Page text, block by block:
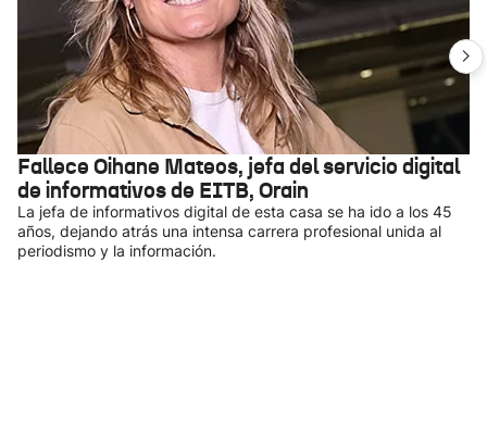
Fallece Oihane Mateos, jefa del servicio digital
de informativos de EITB, Orain
La jefa de informativos digital de esta casa se ha ido a los 45
años, dejando atrás una intensa carrera profesional unida al
periodismo y la información.